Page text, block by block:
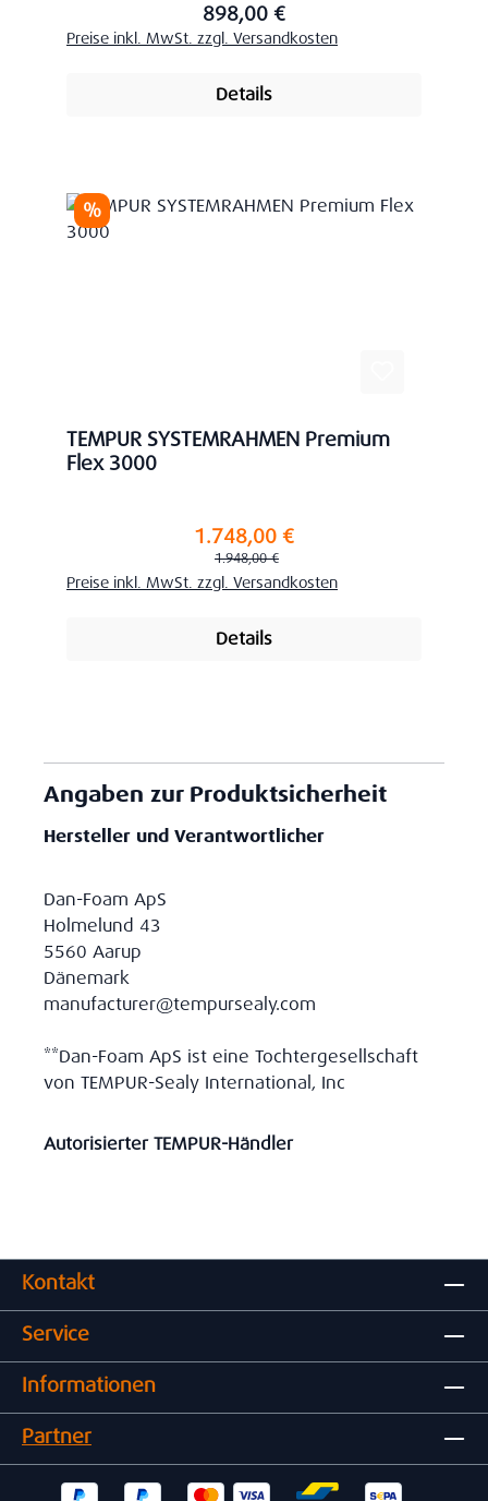
898,00 €
Preise inkl. MwSt. zzgl. Versandkosten
Details
Rabatt
%
TEMPUR SYSTEMRAHMEN Premium
Flex 3000
Verkaufspreis:1.748,00 €
Regulärer Preis:
1.948,00 €
Preise inkl. MwSt. zzgl. Versandkosten
Details
Angaben zur Produktsicherheit
Hersteller und Verantwortlicher
Dan-Foam ApS
Holmelund 43
5560 Aarup
Dänemark
manufacturer@tempursealy.com
**Dan-Foam ApS ist eine Tochtergesellschaft
von TEMPUR-Sealy International, Inc
Autorisierter TEMPUR-Händler
Kontakt
Service
Informationen
Partner